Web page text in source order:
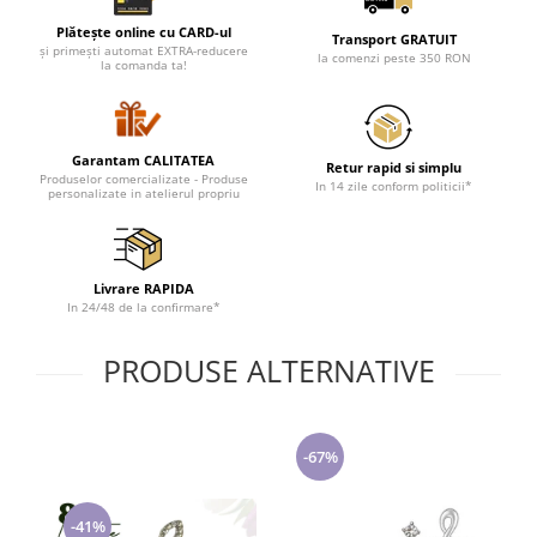
Lenjerii de pat pentru copii
Cadouri Cuplu
Pijamale de CRACIUN
Pijamale de dama
Pijamale de barbati
Halate si capoate
WINTER Collection
Halate si pijamale Family
Seturi elegante femei
Tricouri de craciun
Plătește online cu CARD-ul
și primești automat EXTRA-reducere
la comanda ta!
Transport GRATUIT
la comenzi peste 350 RON
Garantam CALITATEA
Produselor comercializate - Produse
personalizate in atelierul propriu
Retur rapid si simplu
In 14 zile conform politicii*
Livrare RAPIDA
In 24/48 de la confirmare*
PRODUSE ALTERNATIVE
-41%
-67%